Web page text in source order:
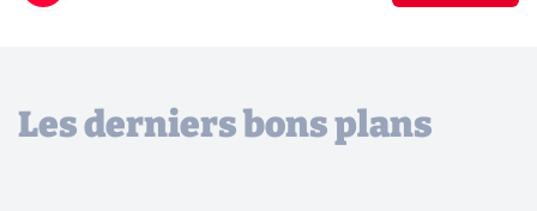
Les derniers bons plans